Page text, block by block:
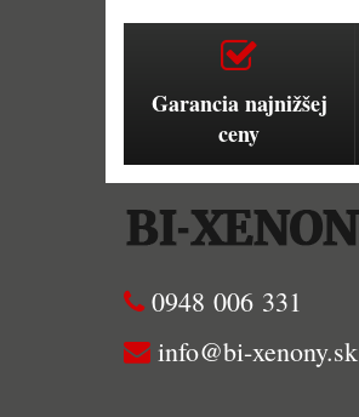
Garancia najnižšej
ceny
0948 006 331
info@bi-xenony.sk